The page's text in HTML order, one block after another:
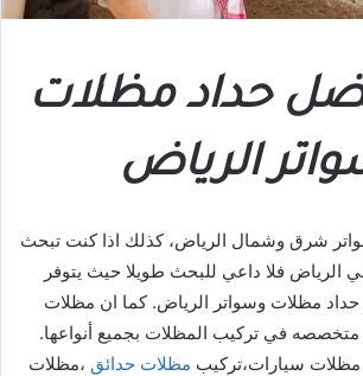
حداد مظلات
الرياض
شرق وشمال الرياض، كذلك اذا كنت تبحث
الرياض فلا داعي للبحث طويلا حيث يتوفر
مظلات وسواتر الرياض. كما ان مظلات
متخصصه في تركيب المظلات بجميع أنواعها.
سيارات،تركيب مظلات حدائق ،مظلات